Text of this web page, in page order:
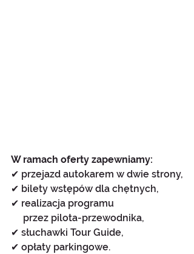
W ramach oferty zapewniamy:
✔ przejazd autokarem w dwie strony,
✔ bilety wstępów dla chętnych,
✔ realizacja programu
     przez pilota-przewodnika,
✔ słuchawki Tour Guide,
✔ opłaty parkingowe.